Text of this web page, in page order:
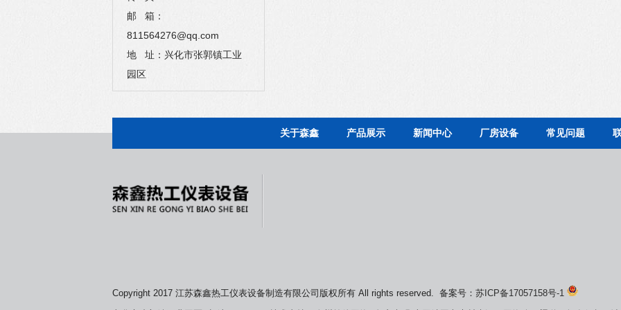
邮 箱：
811564276@qq.com
地 址：兴化市张郭镇工业
园区
关于森鑫 产品展示 新闻中心 厂房设备 常见问题
Copyright 2017 江苏森鑫热工仪表设备制造有限公司版权所有 All rights reserved. 备案号： 苏ICP备17057158号-1